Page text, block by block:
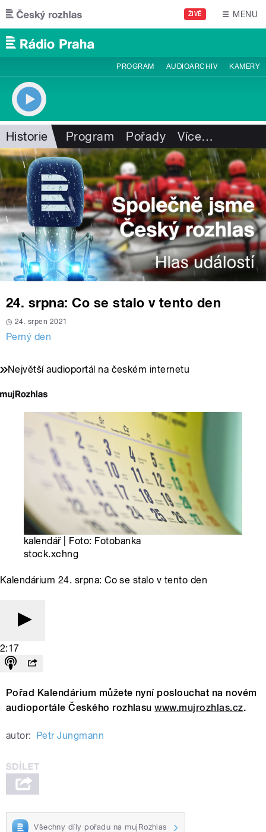
Přejít k hlavnímu obsahu
ŽIVĚ MENU
PROGRAM AUDIOARCHIV KAMERY
Historie Program Pořady Více…
24. srpna: Co se stalo v tento den
24. srpen 2021
Perný den
Největší audioportál na českém internetu
kalendář | Foto: Fotobanka
stock.xchng
Kalendárium 24. srpna: Co se stalo v tento den
2:17
Pořad Kalendárium můžete nyní poslouchat na novém
audioportále Českého rozhlasuwww.mujrozhlas.cz.
autor: Petr Jungmann
Všechny díly pořadu na mujRozhlas